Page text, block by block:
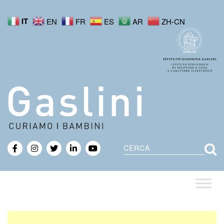
IT EN FR ES AR ZH-CN
Cerca